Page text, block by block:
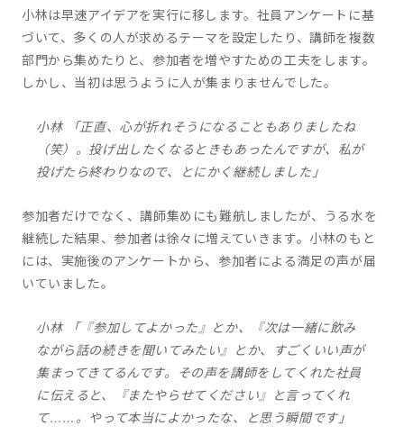
小林は早速アイデアを実行に移します。社員アンケートに基
づいて、多くの人が求めるテーマを設定したり、講師を複数
部門から集めたりと、参加者を増やすための工夫をします。
しかし、当初は思うように人が集まりませんでした。
小林 「正直、心が折れそうになることもありましたね
（笑）。投げ出したくなるときもあったんですが、私が
投げたら終わりなので、とにかく継続しました」
参加者だけでなく、講師集めにも難航しましたが、うる水を
継続した結果、参加者は徐々に増えていきます。小林のもと
には、実施後のアンケートから、参加者による満足の声が届
いていました。
小林 「『参加してよかった』とか、『次は一緒に飲み
ながら話の続きを聞いてみたい』とか、すごくいい声が
集まってきてるんです。その声を講師をしてくれた社員
に伝えると、『またやらせてください』と言ってくれ
て……。やって本当によかったな、と思う瞬間です」